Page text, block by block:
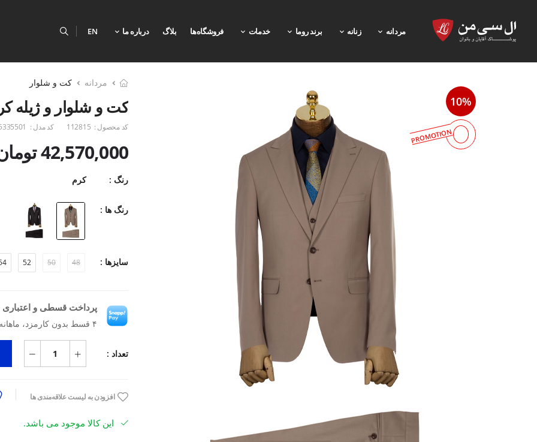
مردانه زنانه برند روما خدمات فروشگاه‌ها بلاگ درباره ما EN
10%
PROMOTION
مردانه کت و شلوار
کت و شلوار و ژیله
کد محصول : 112815 کد مدل :
42,570,000 تومان
رنگ : کرم
رنگ ها :
سایزها : 48
50
52
پرداخت قسطی و اعتباری
۴ قسط بدون کارمزد، ماهانه ۱۰٬۶۴۲٬۵۰۰ تومان
تعداد :
افزودن به لیست علاقه‌مندی ها
این کالا موجود می باشد.